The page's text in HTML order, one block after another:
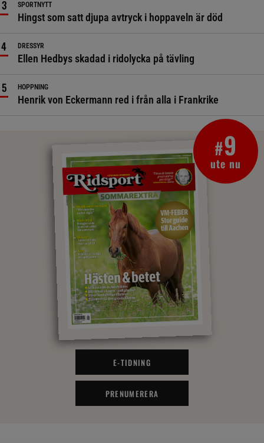
SPORTNYTT
Hingst som satt djupa avtryck i hoppaveln är död
DRESSYR
Ellen Hedbys skadad i ridolycka på tävling
HOPPNING
Henrik von Eckermann red i från alla i Frankrike
#9
ute nu
E-TIDNING
PRENUMERERA